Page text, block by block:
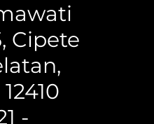
Cipete
-